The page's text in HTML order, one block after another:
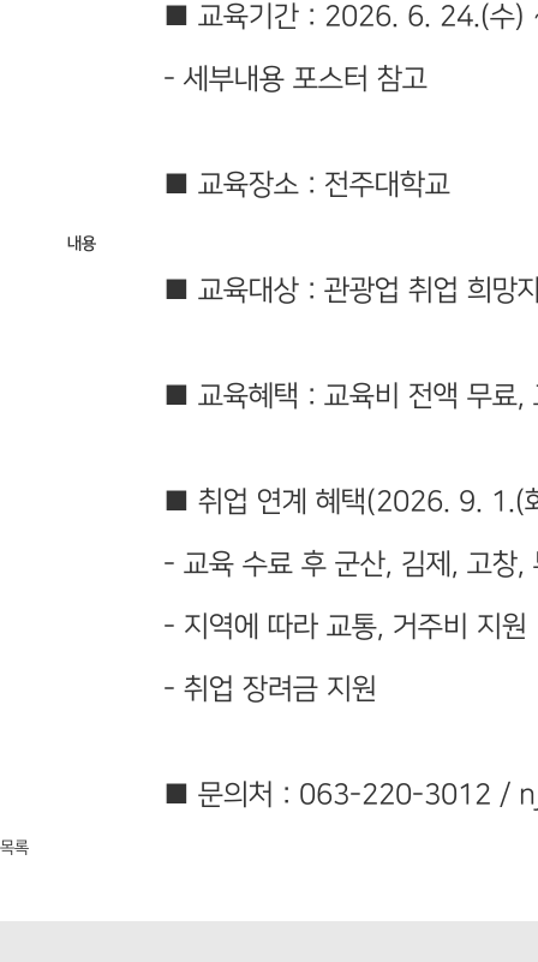
내용
■ 교육기간 : 2026. 6. 24.(수)
- 세부내용 포스터 참고
■ 교육장소 : 전주대학교
■ 교육대상 : 관광업 취업 희망
■ 교육혜택 : 교육비 전액 무료,
■ 취업 연계 혜택(2026. 9. 1.(
- 교육 수료 후 군산, 김제, 고창,
- 지역에 따라 교통, 거주비 지원
- 취업 장려금 지원
■ 문의처 : 063-220-3012 /
목록